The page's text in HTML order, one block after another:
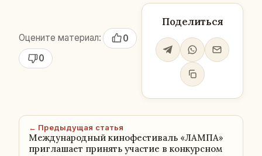
Оцените материал:
0
0
Поделиться
← Предыдущая статья
Международный кинофестиваль «ЛАМПА»
приглашает принять участие в конкурсном